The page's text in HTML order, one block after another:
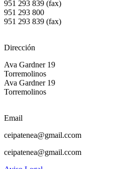
951 293 839 (fax)
951 293 800
951 293 839 (fax)
Dirección
Ava Gardner 19
Torremolinos
Ava Gardner 19
Torremolinos
Email
ceipatenea@gmail.ccom
ceipatenea@gmail.ccom